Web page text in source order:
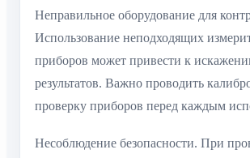
Неправильное оборудование для
Использование неподходящих
приборов может привести к
результатов. Важно проводить
проверку приборов перед каждым
Несоблюдение безопасности. При